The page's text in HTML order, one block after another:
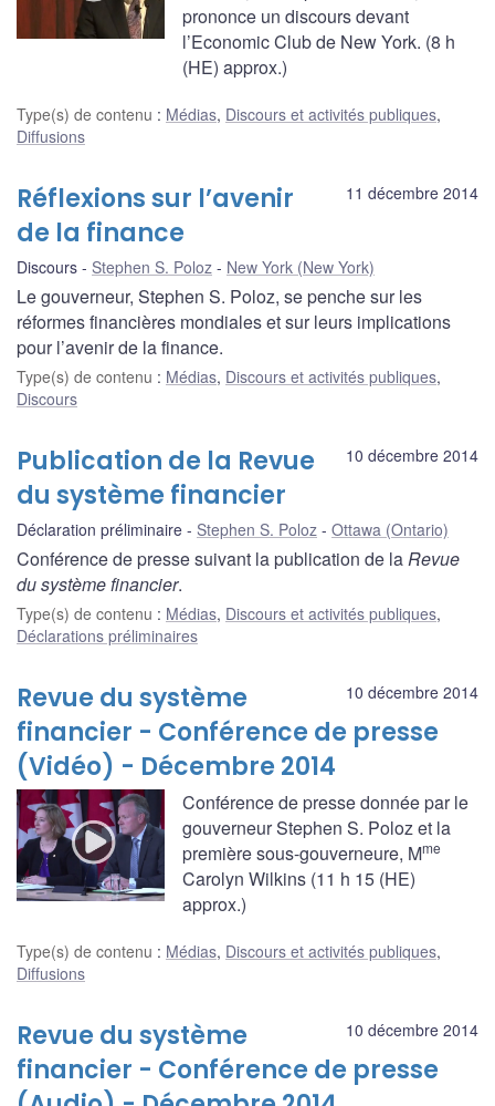
prononce un discours devant
l’Economic Club de New York. (8 h
(HE) approx.)
Type(s) de contenu : Médias, Discours et activités publiques,
Diffusions
11 décembre 2014
Réflexions sur l’avenir
de la finance
Discours Stephen S. Poloz New York (New York)
Le gouverneur, Stephen S. Poloz, se penche sur les
réformes financières mondiales et sur leurs implications
pour l’avenir de la finance.
Type(s) de contenu : Médias, Discours et activités publiques,
Discours
10 décembre 2014
Publication de la Revue
du système financier
Déclaration préliminaire Stephen S. Poloz Ottawa (Ontario)
Conférence de presse suivant la publication de laRevue
du système financier.
Type(s) de contenu : Médias, Discours et activités publiques,
Déclarations préliminaires
10 décembre 2014
Revue du système
financier - Conférence de presse
(Vidéo) - Décembre 2014
Conférence de presse donnée par le
gouverneur Stephen S. Poloz et la
première sous-gouverneure, Mme
Carolyn Wilkins (11 h 15 (HE)
approx.)
Type(s) de contenu : Médias, Discours et activités publiques,
Diffusions
10 décembre 2014
Revue du système
financier - Conférence de presse